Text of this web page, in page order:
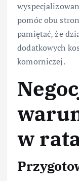
pomóc obu
pamiętać, że
dodatkowych
komorniczej.
w